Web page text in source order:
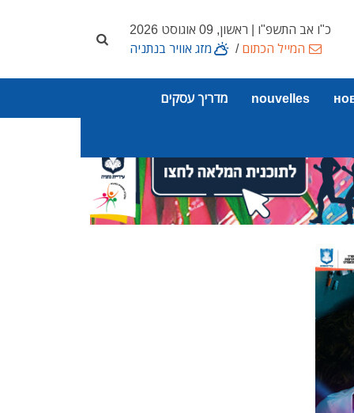
כ"ו אב התשפ"ו | ראשון, 09 אוגוסט 2026
המייל הכתום/ מזג אוויר בנתניה
nouvelles מדריך עסקים